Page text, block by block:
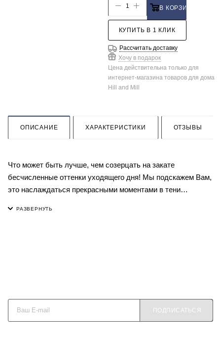
В КОРЗИНУ
КУПИТЬ В 1 КЛИК
Рассчитать доставку
Хочу в подарок
Цена действительна только для
интернет-магазина товаров для дома
Hill and Mill
ОПИСАНИЕ ХАРАКТЕРИСТИКИ ОТЗЫВЫ
Что может быть лучше, чем созерцать на закате
бесчисленные оттенки уходящего дня! Мы подскажем Вам,
это наслаждаться прекрасными моментами в тени
ПОДПИСАТЬСЯ